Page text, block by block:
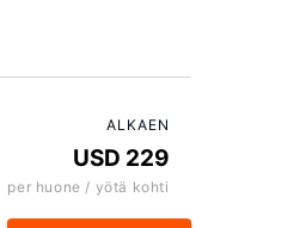
ALKAEN
USD 229
per huone / yötä kohti